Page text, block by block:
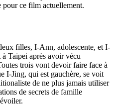
pour ce film actuellement.
filles, I-Ann, adolescente, et I-
Taipei après avoir vécu
trois vont devoir faire face à
I-Jing, qui est gauchère, se voit
de ne plus jamais utiliser
de secrets de famille